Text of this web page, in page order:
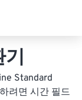
Standard
려면 시간 필드